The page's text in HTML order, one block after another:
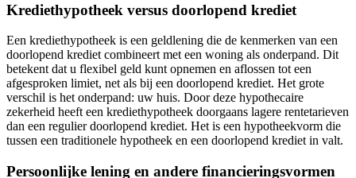
Krediethypotheek versus doorlopend krediet
Een krediethypotheek is een geldlening die de kenmerken van een
doorlopend krediet combineert met een woning als onderpand. Dit
betekent dat u flexibel geld kunt opnemen en aflossen tot een
afgesproken limiet, net als bij een doorlopend krediet. Het grote
verschil is het onderpand: uw huis. Door deze hypothecaire
zekerheid heeft een krediethypotheek doorgaans lagere rentetarieven
dan een regulier doorlopend krediet. Het is een hypotheekvorm die
tussen een traditionele hypotheek en een doorlopend krediet in valt.
Persoonlijke lening en andere financieringsvormen